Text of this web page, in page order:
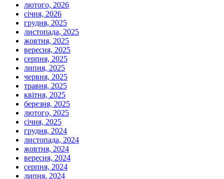
лютого, 2026
січня, 2026
грудня, 2025
листопада, 2025
жовтня, 2025
вересня, 2025
серпня, 2025
липня, 2025
червня, 2025
травня, 2025
квітня, 2025
березня, 2025
лютого, 2025
січня, 2025
грудня, 2024
листопада, 2024
жовтня, 2024
вересня, 2024
серпня, 2024
липня, 2024